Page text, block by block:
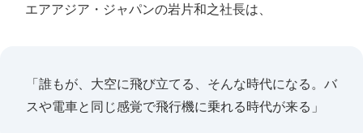
エアアジア・ジャパンの岩片和之社長は、
「誰もが、大空に飛び立てる、そんな時代になる。バ
スや電車と同じ感覚で飛行機に乗れる時代が来る」